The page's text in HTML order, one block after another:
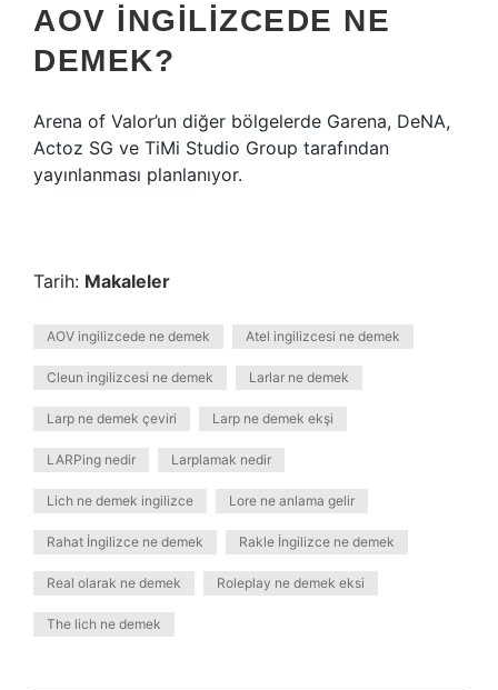
AOV INGILIZCEDE NE
DEMEK?
Arena of Valor’un diğer bölgelerde Garena, DeNA,
Actoz SG ve TiMi Studio Group tarafından
yayınlanması planlanıyor.
Tarih: Makaleler
AOV ingilizcede ne demek Atel ingilizcesi ne demek
Cleun ingilizcesi ne demek Larlar ne demek
Larp ne demek çeviri Larp ne demek ekşi
LARPing nedir Larplamak nedir
Lich ne demek ingilizce Lore ne anlama gelir
Rahat İngilizce ne demek Rakle İngilizce ne demek
Real olarak ne demek Roleplay ne demek eksi
The lich ne demek